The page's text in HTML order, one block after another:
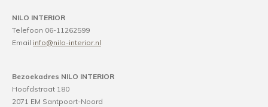
NILO INTERIOR
Telefoon 06-11262599
Email info@nilo-interior.nl
Bezoekadres NILO INTERIOR
Hoofdstraat 180
2071 EM Santpoort-Noord